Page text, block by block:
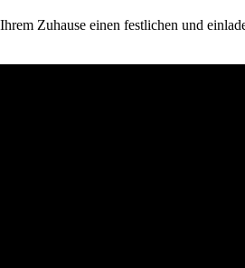
Zuhause einen festlichen und